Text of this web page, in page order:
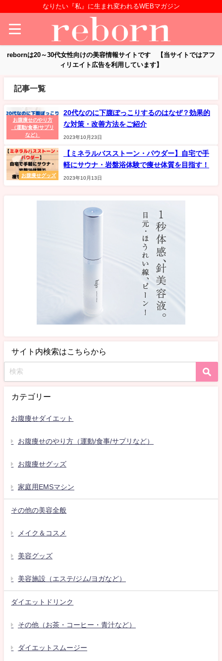
なりたい『私』に生まれ変われるWEBマガジン
rebornは20～30代女性向けの美容情報サイトです 【当サイトではアフ
ィリエイト広告を利用しています】
記事一覧
お腹痩せのやり方
（運動/食事/サプリ
など）
20代なのに下腹ぽっこりするのはなぜ？効果的
な対策・改善方法をご紹介
2023年10月23日
お腹痩せグッズ
【ミネラルバスストーン・パウダー】自宅で手
軽にサウナ・岩盤浴体験で痩せ体質を目指す！
2023年10月13日
サイト内検索はこちらから
カテゴリー
お腹痩せダイエット
お腹痩せのやり方（運動/食事/サプリなど）
お腹痩せグッズ
家庭用EMSマシン
その他の美容全般
メイク＆コスメ
美容グッズ
美容施設（エステ/ジム/ヨガなど）
ダイエットドリンク
その他（お茶・コーヒー・青汁など）
ダイエットスムージー